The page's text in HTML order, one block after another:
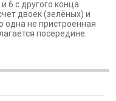
6 с другого конца.
двоек (зелёных) и
одна не пристроенная
посередине.